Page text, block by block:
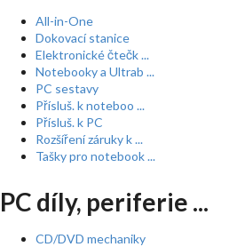
All-in-One
Dokovací stanice
Elektronické čtečk ...
Notebooky a Ultrab ...
PC sestavy
Přísluš. k noteboo ...
Přísluš. k PC
Rozšíření záruky k ...
Tašky pro notebook ...
PC díly, periferie ...
CD/DVD mechaniky